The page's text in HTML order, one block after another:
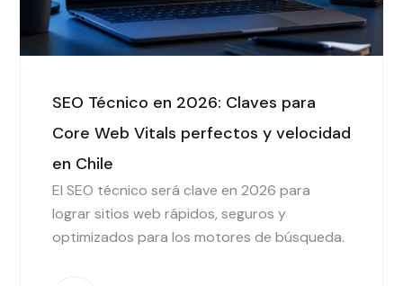
SEO Técnico en 2026: Claves para
Core Web Vitals perfectos y velocidad
en Chile
El SEO técnico será clave en 2026 para
lograr sitios web rápidos, seguros y
optimizados para los motores de búsqueda.